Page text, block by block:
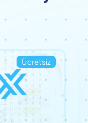
Ücretsiz